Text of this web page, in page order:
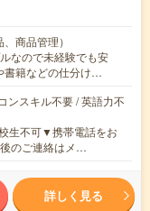
商品管理）
なので未経験でも安
籍などの仕分け…
ンスキル不要 / 英語力不
生不可▼携帯電話をお
のご連絡はメ…
詳しく見る